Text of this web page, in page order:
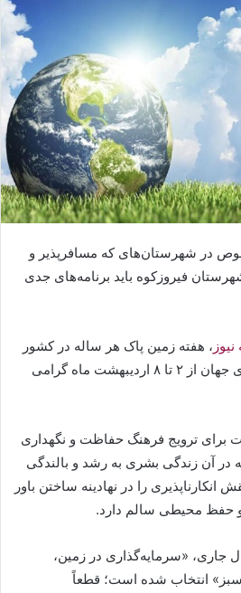
در شهرستان‌های که مسافرپذیر و
فیروزکوه باید برنامه‌های جدی
، هفته زمین پاک هر ساله در کشور
ما همزمان با دیگر کشورهای جهان از ۲ تا ۸ اردیبهشت ماه گرامی
برای ترویج فرهنگ حفاظت و نگهداری
در آن زندگی بشری به رشد و بالندگی
را در نهادینه ساختن باور
و حفظ محیطی سالم دارد.
جاری، «سرمایه‌گذاری در زمین،
انتخاب شده است؛ قطعاً